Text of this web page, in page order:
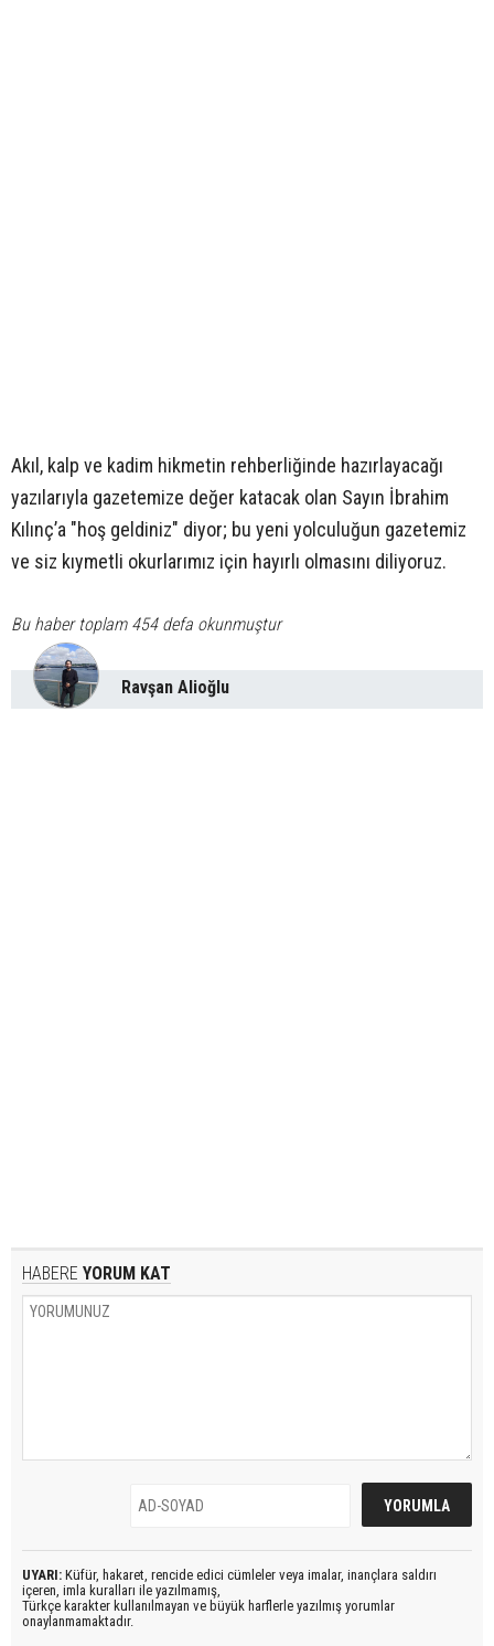
Akıl, kalp ve kadim hikmetin rehberliğinde hazırlayacağı
yazılarıyla gazetemize değer katacak olan Sayın İbrahim
Kılınç’a "hoş geldiniz" diyor; bu yeni yolculuğun gazetemiz
ve siz kıymetli okurlarımız için hayırlı olmasını diliyoruz.
Bu haber toplam 454 defa okunmuştur
Ravşan Alioğlu
HABERE YORUM KAT
UYARI: Küfür, hakaret, rencide edici cümleler veya imalar, inançlara saldırı
içeren, imla kuralları ile yazılmamış,
Türkçe karakter kullanılmayan ve büyük harflerle yazılmış yorumlar
onaylanmamaktadır.